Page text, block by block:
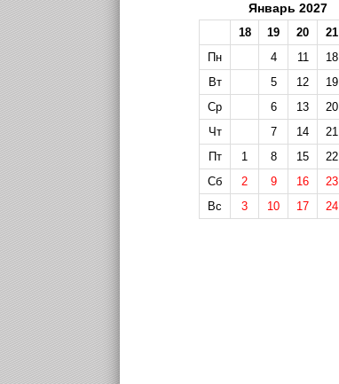
Январь 2027
18 19 20 21
Пн
4 11 18
Вт
5 12 19
Ср
6 13 20
Чт
7 14 21
Пт
1 8 15 22
Сб
2 9 16 23
Вс
3 10 17 24